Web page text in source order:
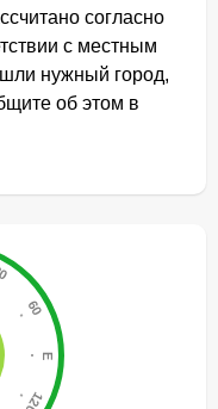
согласно
с местным
нужный город,
об этом в